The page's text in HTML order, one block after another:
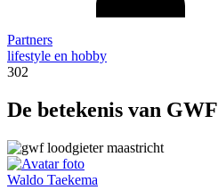
Partners
lifestyle en hobby
302
De betekenis van GWF
Waldo Taekema